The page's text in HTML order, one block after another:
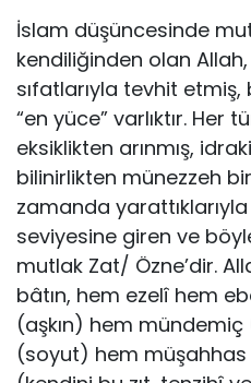
İslam düşüncesinde
kendiliğin­den olan
sıfatlarıyla tevhit
“en yüce” varlıktır. Her
eksiklikten arınmış,
bilinirlikten münezzeh
zamanda yarattıklarıyla
seviyesine giren ve
mutlak Zat/ Özne’dir.
bâtın, hem ezelî hem
(aşkın) hem
(so­yut) hem